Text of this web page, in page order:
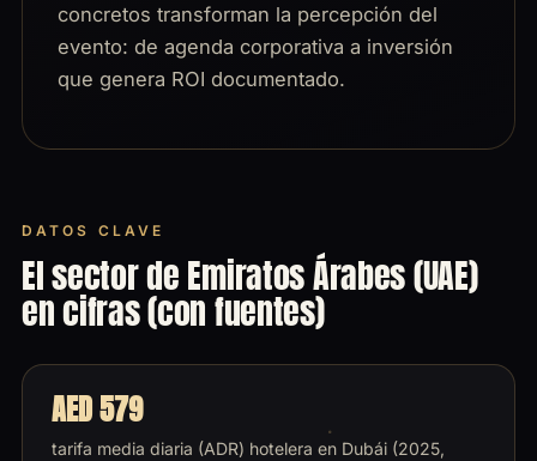
concretos transforman la percepción del
evento: de agenda corporativa a inversión
que genera ROI documentado.
DATOS CLAVE
El sector de Emiratos Árabes (UAE)
en cifras (con fuentes)
AED 579
tarifa media diaria (ADR) hotelera en Dubái (2025,